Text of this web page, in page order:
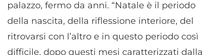
palazzo, fermo da anni. “Natale è il periodo
della nascita, della riflessione interiore, del
ritrovarsi con l’altro e in questo periodo così
difficile, dopo questi mesi caratterizzati dalla